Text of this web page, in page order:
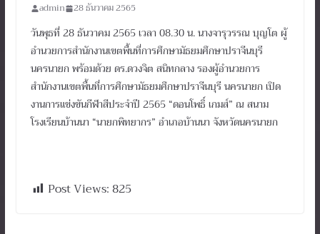
admin 28 ธันวาคม 2565
วันพุธที่ 28 ธันวาคม 2565 เวลา 08.30 น. นางจารุวรรณ บุญโต ผู้
อำนวยการสำนักงานเขตพื้นที่การศึกษามัธยมศึกษาปราจีนบุรี
นครนายก พร้อมด้วย ดร.ดวงจิต สนิทกลาง รองผู้อำนวยการ
สำนักงานเขตพื้นที่การศึกษามัธยมศึกษาปราจีนบุรี นครนายก เปิด
งานการแข่งขันกีฬาสีประจำปี 2565 “ดอนโพธิ์ เกมส์” ณ สนาม
โรงเรียนบ้านนา “นายกพิทยากร” อำเภอบ้านนา จังหวัดนครนายก
Post Views:825